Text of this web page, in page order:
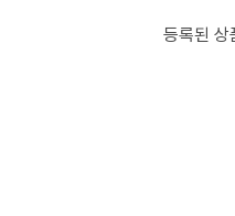
등록된 상